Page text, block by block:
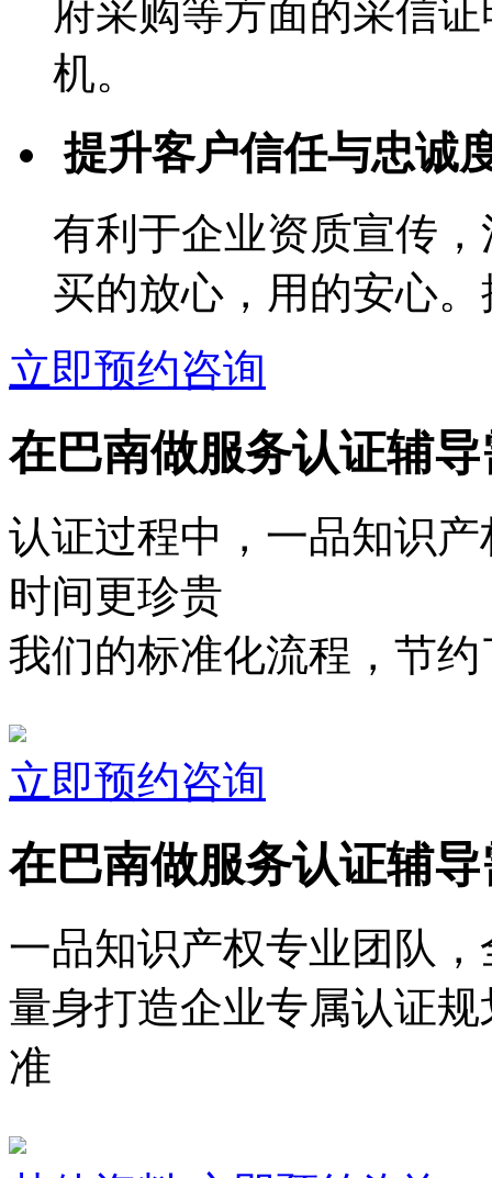
府采购等方面的采信
机。
提升客户信任与忠诚
有利于企业资质宣传
买的放心，用的安心
立即预约咨询
在巴南做服务认证辅
认证过程中，一品知识
时间更珍贵
我们的标准化流程，节
立即预约咨询
在巴南做服务认证辅
一品知识产权专业团队
量身打造企业专属认证
准